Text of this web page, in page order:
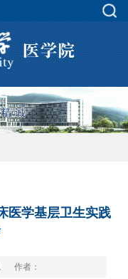
医学基层卫生实践
作者：